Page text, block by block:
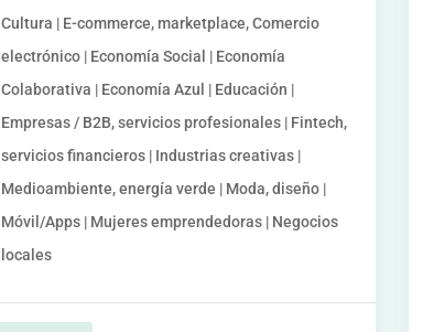
Cultura | E-commerce, marketplace, Comercio
electrónico | Economía Social | Economía
Colaborativa | Economía Azul | Educación |
Empresas / B2B, servicios profesionales | Fintech,
servicios financieros | Industrias creativas |
Medioambiente, energía verde | Moda, diseño |
Móvil/Apps | Mujeres emprendedoras | Negocios
locales